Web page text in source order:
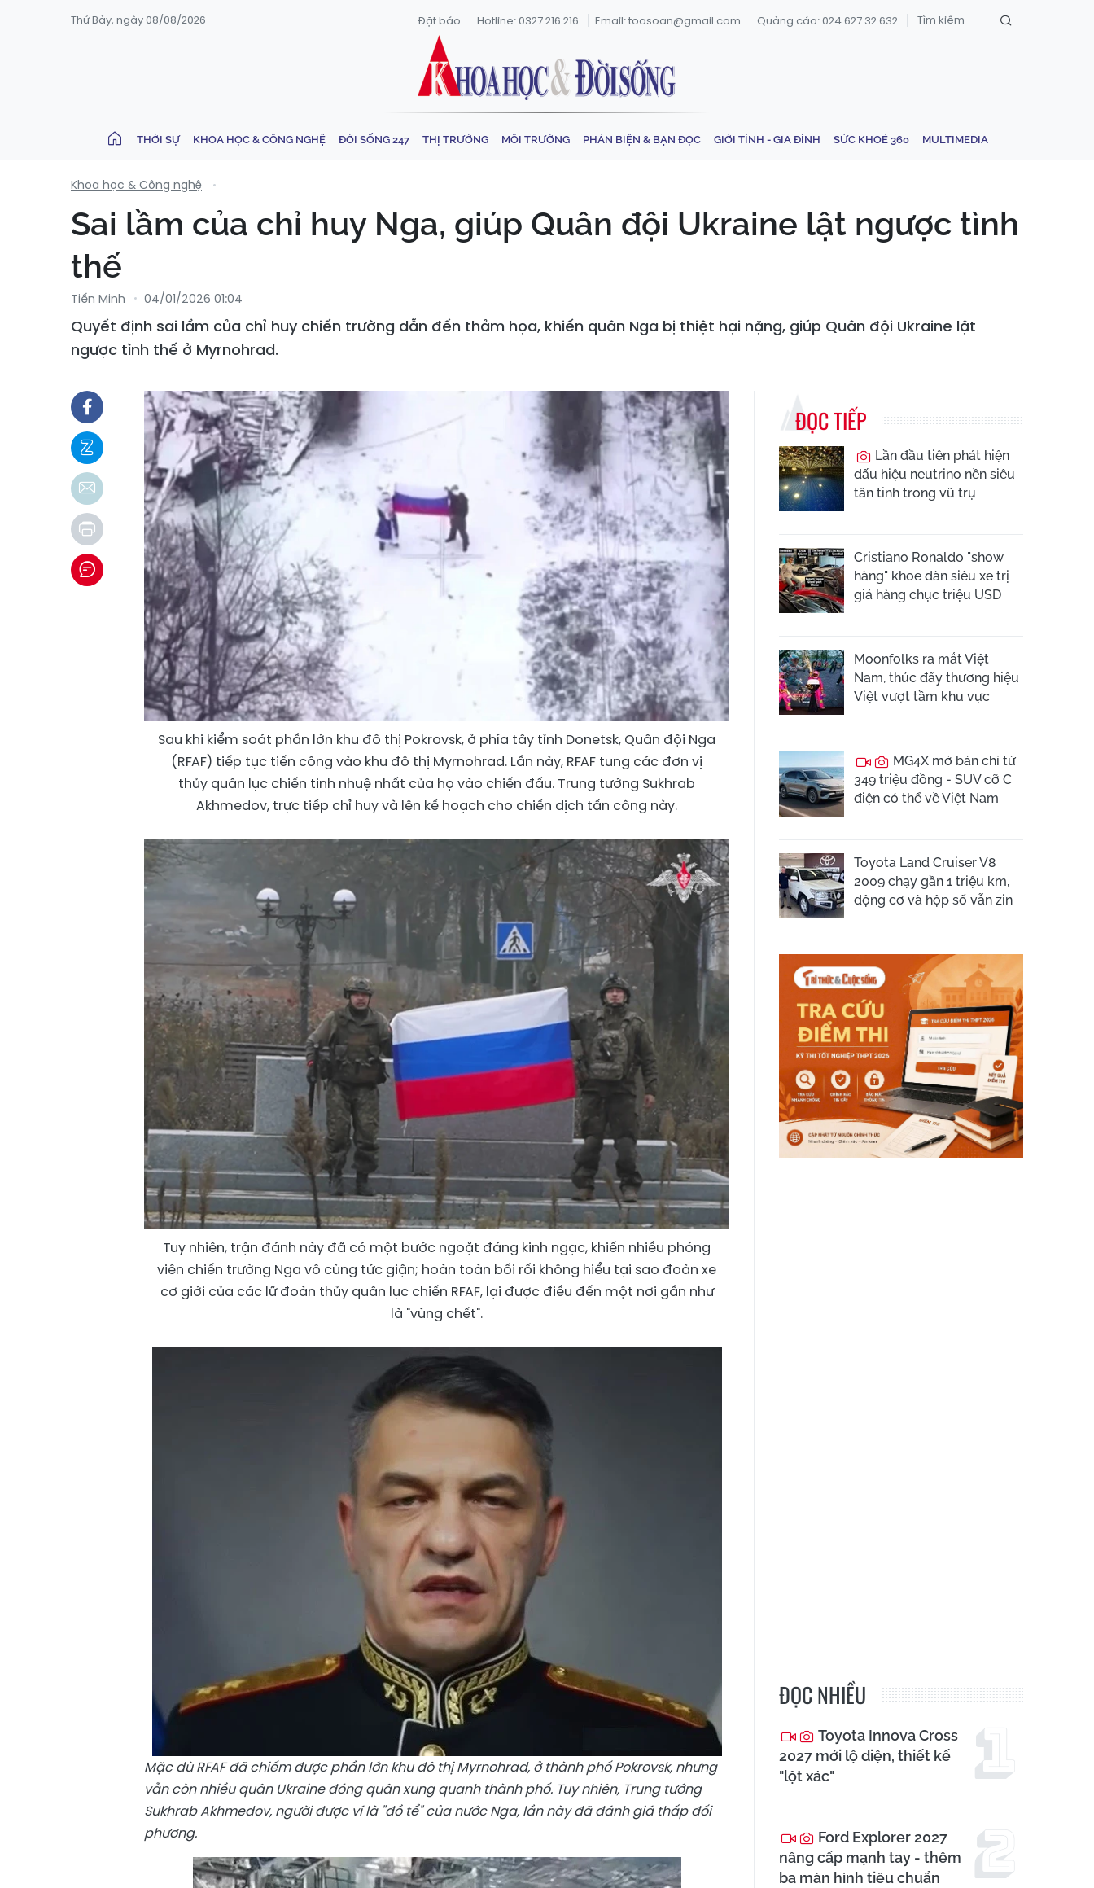
Thứ Bảy, ngày 08/08/2026 Đặt báo Hotline: 0327.216.216 Email: toasoan@gmail.com Quảng cáo: 024.627.32.632
THỜI SỰ KHOA HỌC & CÔNG NGHỆ ĐỜI SỐNG 247 THỊ TRƯỜNG MÔI TRƯỜNG PHẢN BIỆN & BẠN ĐỌC GIỚI TÍNH - GIA ĐÌNH SỨC KHOẺ 360 MULTIMEDIA
Khoa học & Công nghệ
Sai lầm của chỉ huy Nga, giúp Quân đội Ukraine lật ngược tình
thế
Tiến Minh 04/01/2026 01:04
Quyết định sai lầm của chỉ huy chiến trường dẫn đến thảm họa, khiến quân Nga bị thiệt hại nặng, giúp Quân đội Ukraine lật
ngược tình thế ở Myrnohrad.
Sau khi kiểm soát phần lớn khu đô thị Pokrovsk, ở phía tây tỉnh Donetsk, Quân đội Nga
(RFAF) tiếp tục tiến công vào khu đô thị Myrnohrad. Lần này, RFAF tung các đơn vị
thủy quân lục chiến tinh nhuệ nhất của họ vào chiến đấu. Trung tướng Sukhrab
Akhmedov, trực tiếp chỉ huy và lên kế hoạch cho chiến dịch tấn công này.
Tuy nhiên, trận đánh này đã có một bước ngoặt đáng kinh ngạc, khiến nhiều phóng
viên chiến trường Nga vô cùng tức giận; hoàn toàn bối rối không hiểu tại sao đoàn xe
cơ giới của các lữ đoàn thủy quân lục chiến RFAF, lại được điều đến một nơi gần như
là "vùng chết".
Mặc dù RFAF đã chiếm được phần lớn khu đô thị Myrnohrad, ở thành phố Pokrovsk, nhưng
vẫn còn nhiều quân Ukraine đóng quân xung quanh thành phố. Tuy nhiên, Trung tướng
Sukhrab Akhmedov, người được ví là "đồ tể" của nước Nga, lần này đã đánh giá thấp đối
phương.
ĐỌC TIẾP
Lần đầu tiên phát hiện
dấu hiệu neutrino nền siêu
tân tinh trong vũ trụ
Cristiano Ronaldo "show
hàng" khoe dàn siêu xe trị
giá hàng chục triệu USD
Moonfolks ra mắt Việt
Nam, thúc đẩy thương hiệu
Việt vượt tầm khu vực
MG4X mở bán chỉ từ
349 triệu đồng - SUV cỡ C
điện có thể về Việt Nam
Toyota Land Cruiser V8
2009 chạy gần 1 triệu km,
động cơ và hộp số vẫn zin
ĐỌC NHIỀU
Toyota Innova Cross
2027 mới lộ diện, thiết kế
"lột xác"
Ford Explorer 2027
nâng cấp mạnh tay - thêm
ba màn hình tiêu chuẩn